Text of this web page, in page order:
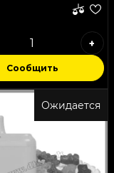
+
Сообщить
Ожидается